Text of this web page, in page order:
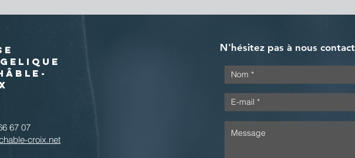
67 07
croix.net
N'hésitez pas à nous